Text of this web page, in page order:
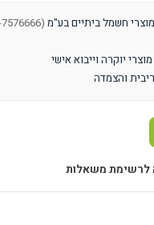
מוצרי חשמל ביתיים בע"מ (074-7576666)
לרשימת משאלות